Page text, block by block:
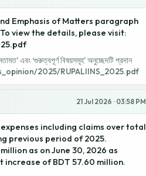
Emphasis of Matters paragraph
view the details, please visit:
এবং ‘গুরুত্বপূর্ণ বিষয়সমূহ’ অনুচ্ছেদটি প্রদান
2025/RUPALIINS_2025.pdf
21 Jul 2026 · 03:58 PM
including claims over total
previous period of 2025.
as on June 30, 2026 as
increase of BDT 57.60 million.